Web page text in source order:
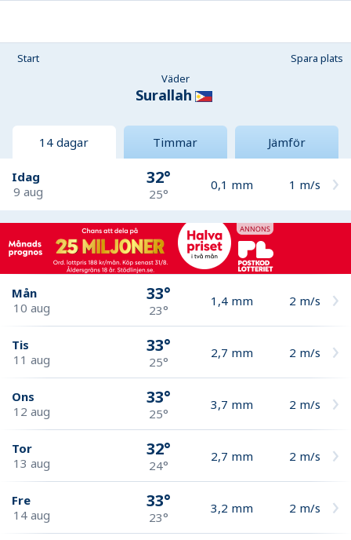
Start
Spara plats
Väder
Surallah
14 dagar Timmar Jämför
Idag
9 aug
32°
25°
0,1 mm 1 m/s
Mån
10 aug
33°
23°
1,4 mm 2 m/s
Tis
11 aug
33°
25°
2,7 mm 2 m/s
Ons
12 aug
33°
25°
3,7 mm 2 m/s
Tor
13 aug
32°
24°
2,7 mm 2 m/s
Fre
14 aug
33°
23°
3,2 mm 2 m/s